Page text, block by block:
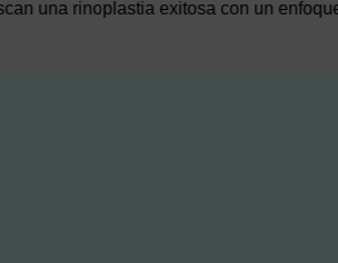
que todo el proceso fuera